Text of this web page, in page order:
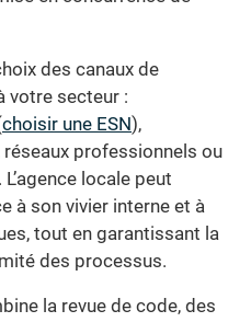
des canaux de
votre secteur :
choisir une ESN),
professionnels ou
locale peut
à son vivier interne et à
tout en garantissant la
des processus.
la revue de code, des